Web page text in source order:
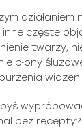
działaniem
inne częste
twarzy,
błony
bez recepty?